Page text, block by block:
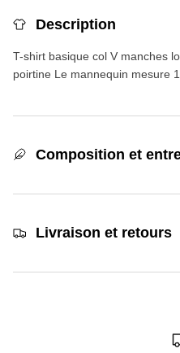
Description
T-shirt basique col V manches
poirtine Le mannequin mesure
Composition et
Livraison et retours